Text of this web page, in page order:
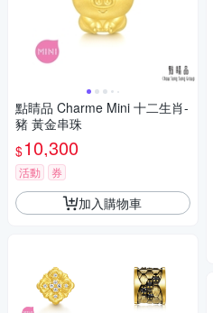
點睛品 Charme Mini 十二生肖-
豬 黃金串珠
$10,300
活動 券
加入購物車